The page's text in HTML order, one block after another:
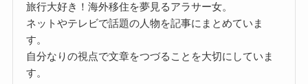
旅行大好き！海外移住を夢見るアラサー女。
ネットやテレビで話題の人物を記事にまとめていま
す。
自分なりの視点で文章をつづることを大切にしていま
す。